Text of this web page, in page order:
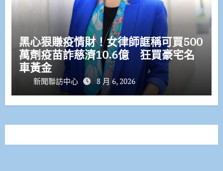
黑心狠賺疫情財！女律師誆稱可買500
萬劑疫苗詐慈濟10.6億 狂買豪宅名
車黃金
新聞聯訪中心 8 月 6, 2026